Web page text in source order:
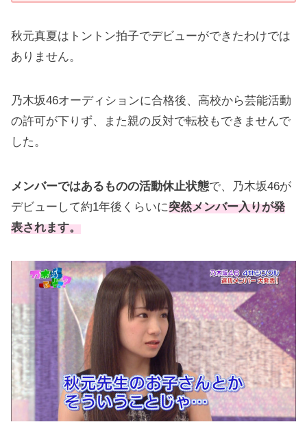
秋元真夏はトントン拍子でデビューができたわけでは
ありません。
乃木坂46オーディションに合格後、高校から芸能活動
の許可が下りず、また親の反対で転校もできませんで
した。
メンバーではあるものの活動休止状態で、乃木坂46が
デビューして約1年後くらいに突然メンバー入りが発
表されます。